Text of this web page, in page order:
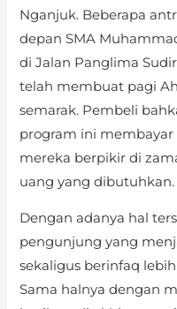
Nganjuk. Beberapa
depan SMA
di Jalan Panglima
telah membuat pagi
semarak. Pembeli
program ini membayar
mereka berpikir di
uang yang dibutuhkan.
Dengan adanya hal
pengunjung yang
sekaligus berinfaq
Sama halnya dengan